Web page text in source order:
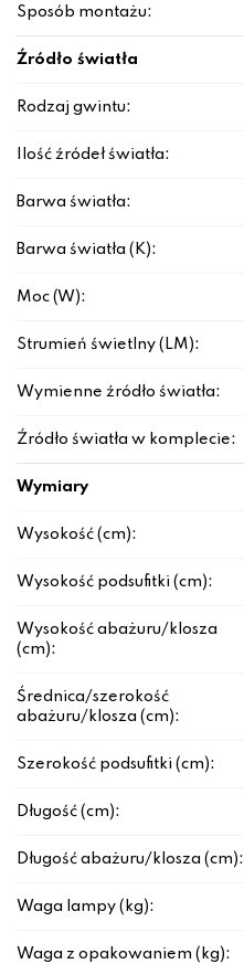
Sposób montażu:
Źródło światła
Rodzaj gwintu:
Ilość źródeł światła:
Barwa światła:
Barwa światła (K):
Moc (W):
Strumień świetlny (LM):
Wymienne źródło światła:
Źródło światła w komplecie:
Wymiary
Wysokość (cm):
Wysokość podsufitki (cm):
Wysokość abażuru/klosza
(cm):
Średnica/szerokość
abażuru/klosza (cm):
Szerokość podsufitki (cm):
Długość (cm):
Długość abażuru/klosza (cm):
Waga lampy (kg):
Waga z opakowaniem (kg):